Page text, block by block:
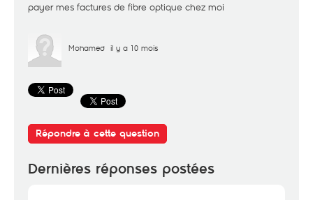
payer mes factures de fibre optique chez moi
Mohamed il y a 10 mois
Répondre à cette question
Dernières réponses postées